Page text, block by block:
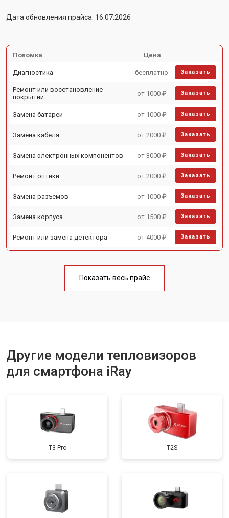
Дата обновления прайса: 16.07.2026
Поломка Цена
Диагностика бесплатно Заказать
Ремонт или восстановление
покрытий
от 1000 ₽ Заказать
Замена батареи от 1000 ₽ Заказать
Замена кабеля от 2000 ₽ Заказать
Замена электронных компонентов от 3000 ₽ Заказать
Ремонт оптики от 2000 ₽ Заказать
Замена разъемов от 1000 ₽ Заказать
Замена корпуса от 1500 ₽ Заказать
Ремонт или замена детектора от 4000 ₽ Заказать
Показать весь прайс
Другие модели тепловизоров
для смартфона iRay
T3 Pro T2S